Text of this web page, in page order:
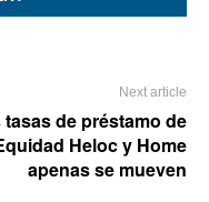
Next article
tasas de préstamo de
Heloc y Home
apenas se mueven